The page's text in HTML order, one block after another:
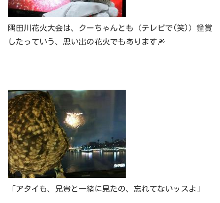
隅田川花火大会は、クーちゃんとも（テレビで(笑)）鑑賞
したっていう、思い出の花火でもあります🎆
「アタイも、兄貴と一緒に見たの、忘れてないッスよ」